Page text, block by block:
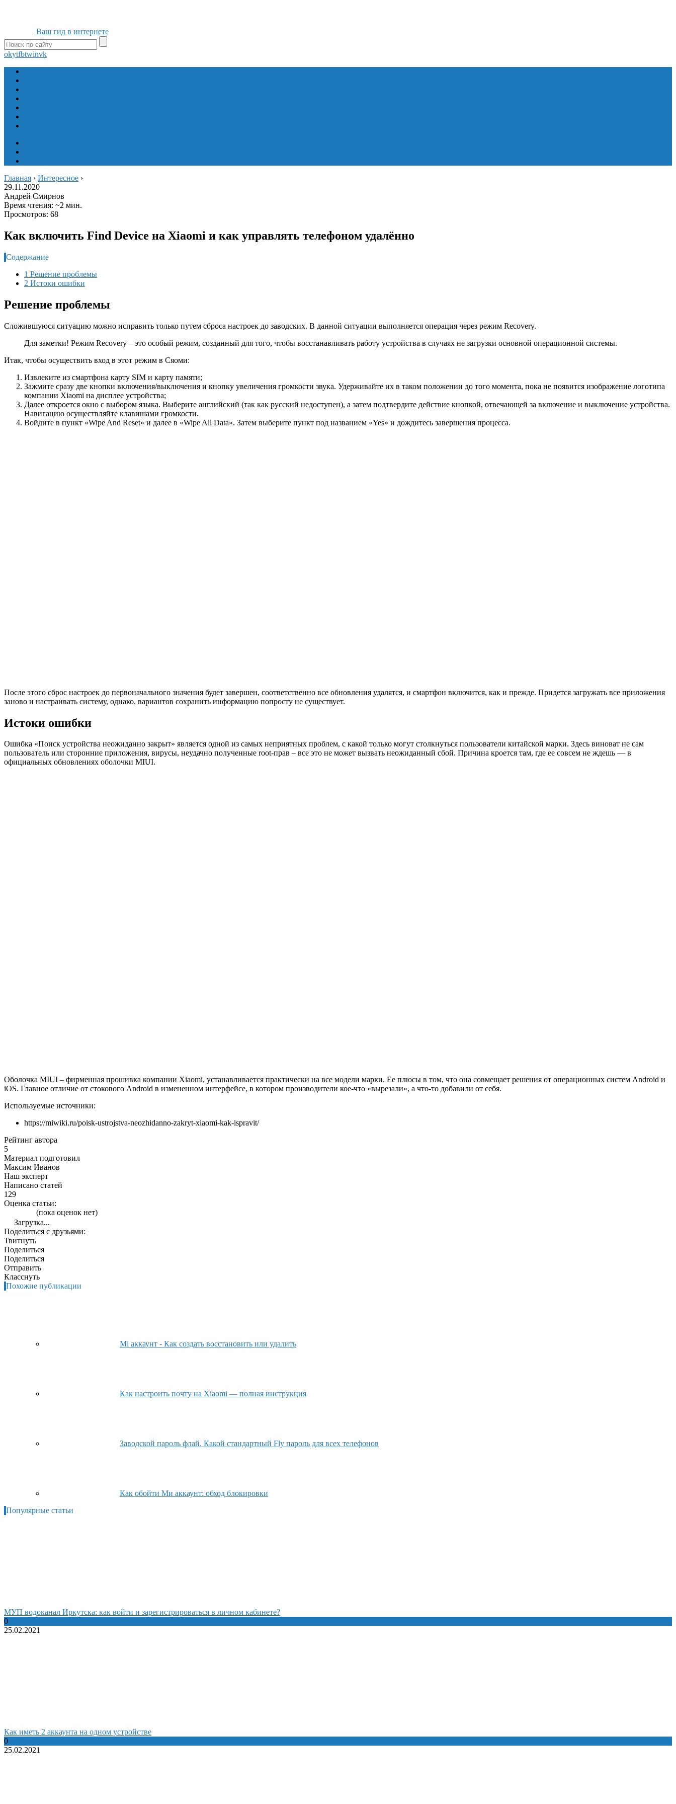
Ваш гид в интернете
okytfbtwinvk
Главная › Интересное ›
29.11.2020
Андрей Смирнов
Время чтения: ~2 мин.
Просмотров: 68
Как включить Find Device на Xiaomi и как управлять телефоном удалённо
Содержание
1 Решение проблемы
2 Истоки ошибки
Решение проблемы
Сложившуюся ситуацию можно исправить только путем сброса настроек до заводских. В данной ситуации выполняется операция через режим Recovery.
Для заметки! Режим Recovery – это особый режим, созданный для того, чтобы восстанавливать работу устройства в случаях не загрузки основной операционной системы.
Итак, чтобы осуществить вход в этот режим в Сяоми:
Извлеките из смартфона карту SIM и карту памяти;
Зажмите сразу две кнопки включения/выключения и кнопку увеличения громкости звука. Удерживайте их в таком положении до того момента, пока не появится изображение логотипа
компании Xiaomi на дисплее устройства;
Далее откроется окно с выбором языка. Выберите английский (так как русский недоступен), а затем подтвердите действие кнопкой, отвечающей за включение и выключение устройства.
Навигацию осуществляйте клавишами громкости.
Войдите в пункт «Wipe And Reset» и далее в «Wipe All Data». Затем выберите пункт под названием «Yes» и дождитесь завершения процесса.
После этого сброс настроек до первоначального значения будет завершен, соответственно все обновления удалятся, и смартфон включится, как и прежде. Придется загружать все приложения
заново и настраивать систему, однако, вариантов сохранить информацию попросту не существует.
Истоки ошибки
Ошибка «Поиск устройства неожиданно закрыт» является одной из самых неприятных проблем, с какой только могут столкнуться пользователи китайской марки. Здесь виноват не сам
пользователь или сторонние приложения, вирусы, неудачно полученные root-прав – все это не может вызвать неожиданный сбой. Причина кроется там, где ее совсем не ждешь — в
официальных обновлениях оболочки MIUI.
Оболочка MIUI – фирменная прошивка компании Xiaomi, устанавливается практически на все модели марки. Ее плюсы в том, что она совмещает решения от операционных систем Android и
iOS. Главное отличие от стокового Android в измененном интерфейсе, в котором производители кое-что «вырезали», а что-то добавили от себя.
Используемые источники:
https://miwiki.ru/poisk-ustrojstva-neozhidanno-zakryt-xiaomi-kak-ispravit/
Рейтинг автора
5
Материал подготовил
Максим Иванов
Наш эксперт
Написано статей
129
Оценка статьи:
(пока оценок нет)
Загрузка...
Поделиться с друзьями:
Твитнуть
Поделиться
Поделиться
Отправить
Класснуть
Похожие публикации
Mi аккаунт - Как создать восстановить или удалить
Как настроить почту на Xiaomi — полная инструкция
Заводской пароль флай. Какой стандартный Fly пароль для всех телефонов
Как обойти Ми аккаунт: обход блокировки
Популярные статьи
МУП водоканал Иркутска: как войти и зарегистрироваться в личном кабинете?
0
25.02.2021
Как иметь 2 аккаунта на одном устройстве
0
25.02.2021